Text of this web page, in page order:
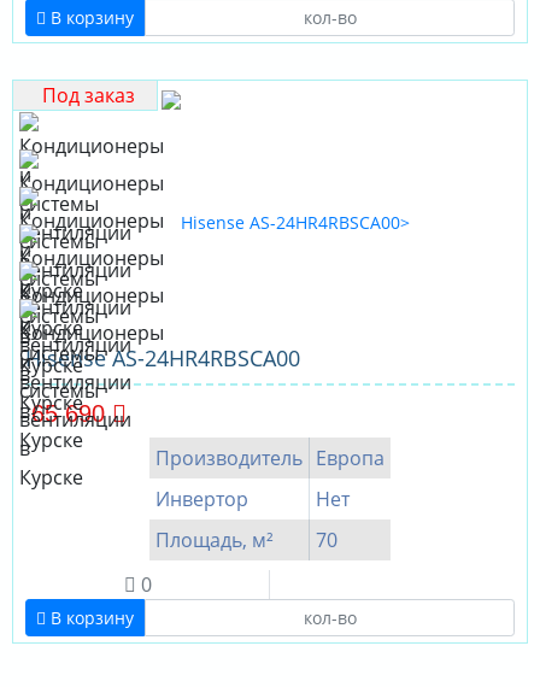
В корзину
Под заказ
Hisense AS-24HR4RBSCA00
65 690
Производитель Европа
Инвертор
Нет
Площадь, м²
70
0
В корзину